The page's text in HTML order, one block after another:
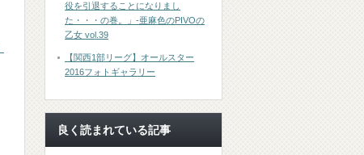
役を引退することになりまし
た・・・の巻。」-亜麻色のPIVOの
乙女 vol.39
【関西1部リーグ】オールスター
2016フォトギャラリー
良く読まれている記事